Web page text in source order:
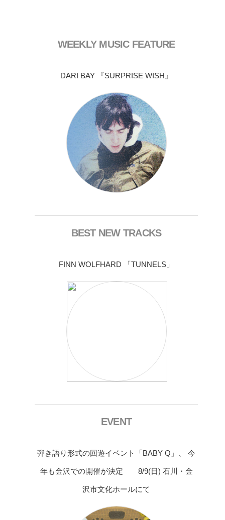
WEEKLY MUSIC FEATURE
DARI BAY 『SURPRISE WISH』
BEST NEW TRACKS
FINN WOLFHARD 「TUNNELS」
EVENT
弾き語り形式の回遊イベント「BABY Q」、 今
年も金沢での開催が決定 8/9(日) 石川・金
沢市文化ホールにて